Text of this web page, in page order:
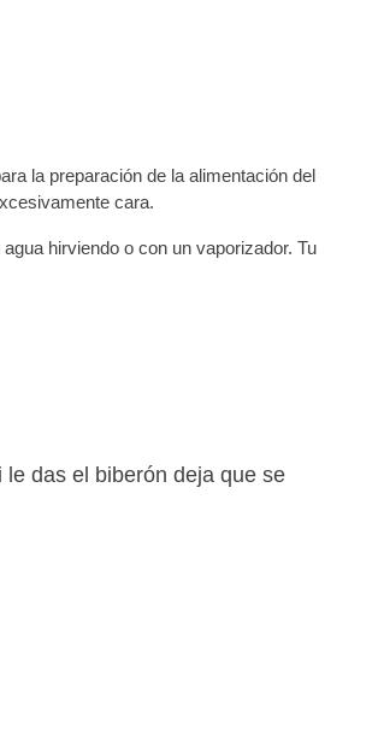
la preparación de la alimentación del
cara.
hirviendo o con un vaporizador. Tu
das el biberón deja que se